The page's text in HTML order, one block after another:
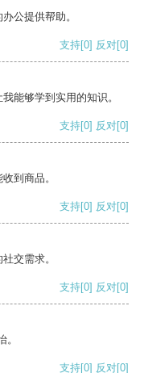
公提供帮助。
支持[0] 反对[0]
能够学到实用的知识。
支持[0] 反对[0]
到商品。
支持[0] 反对[0]
交需求。
支持[0] 反对[0]
支持[0] 反对[0]